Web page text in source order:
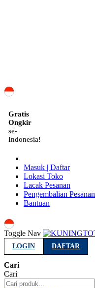
Gratis
Ongkir
se-
Indonesia!
Masuk | Daftar
Lokasi Toko
Lacak Pesanan
Pengembalian Pesanan
Bantuan
Toggle Nav
LOGIN DAFTAR
Cari
Cari